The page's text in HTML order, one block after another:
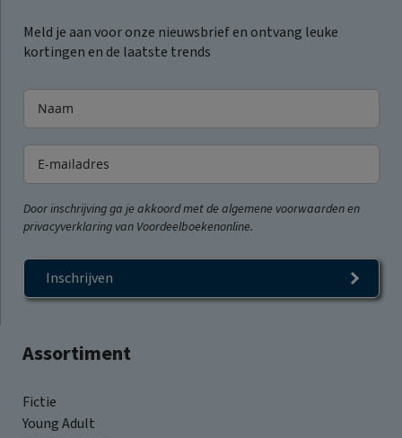
Assortiment
Fictie
Young Adult
Meld je aan voor onze nieuwsbrief en ontvang leuke
kortingen en de laatste trends
Door inschrijving ga je akkoord met de algemene voorwaarden en
privacyverklaring van Voordeelboekenonline.
Inschrijven